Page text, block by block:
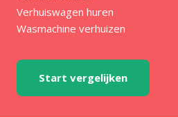
Verhuiswagen huren
Wasmachine verhuizen
Start vergelijken